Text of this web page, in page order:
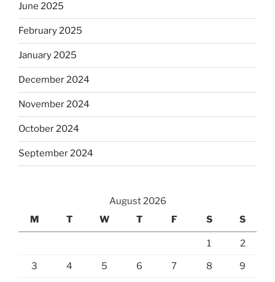
June 2025
February 2025
January 2025
December 2024
November 2024
October 2024
September 2024
August 2026
M
T W T F S S
1 2
3 4 5 6 7 8 9